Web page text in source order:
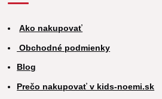
Ako nakupovať
Obchodné podmienky
Blog
Prečo nakupovať v kids-noemi.sk